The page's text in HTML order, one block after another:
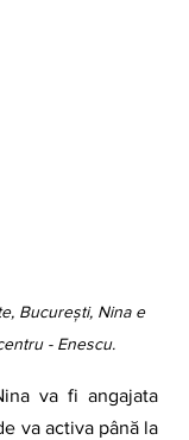
București, Nina e
- Enescu.
va activa până la